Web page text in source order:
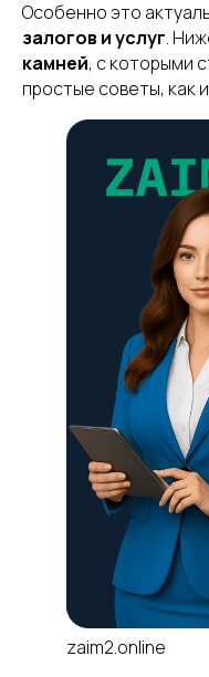
Особенно это
залогов и услуг.
камней, с которыми
простые советы, как
zaim2.online